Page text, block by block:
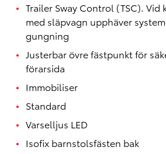
Trailer Sway Control (TSC). Vid
med släpvagn upphäver
gungning
Justerbar övre fästpunkt för
förarsida
Immobiliser
Standard
Varselljus LED
Isofix barnstolsfästen bak